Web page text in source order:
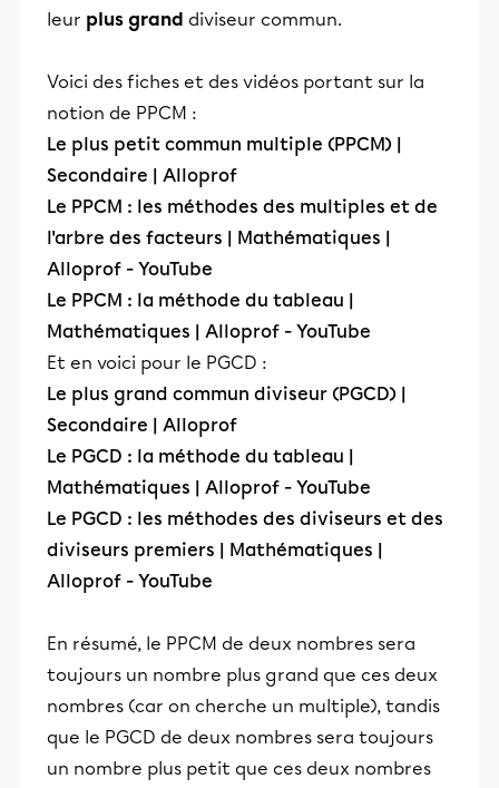
leur plus grand diviseur commun.
Voici des fiches et des vidéos portant sur la
notion de PPCM :
Le plus petit commun multiple (PPCM) |
Secondaire | Alloprof
Le PPCM : les méthodes des multiples et de
l'arbre des facteurs | Mathématiques |
Alloprof - YouTube
Le PPCM : la méthode du tableau |
Mathématiques | Alloprof - YouTube
Et en voici pour le PGCD :
Le plus grand commun diviseur (PGCD) |
Secondaire | Alloprof
Le PGCD : la méthode du tableau |
Mathématiques | Alloprof - YouTube
Le PGCD : les méthodes des diviseurs et des
diviseurs premiers | Mathématiques |
Alloprof - YouTube
En résumé, le PPCM de deux nombres sera
toujours un nombre plus grand que ces deux
nombres (car on cherche un multiple), tandis
que le PGCD de deux nombres sera toujours
un nombre plus petit que ces deux nombres